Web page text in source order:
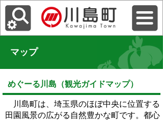
マップ
めぐーる川島（観光ガイドマップ）
川島町は、埼玉県のほぼ中央に位置する
田園風景の広がる自然豊かな町です。都心